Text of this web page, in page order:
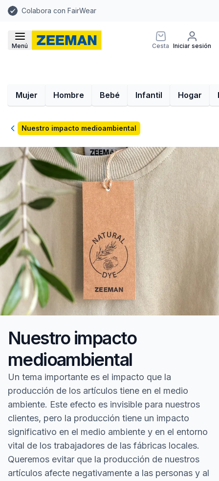
Colabora con FairWear
Menú Cesta Iniciar sesión
Mujer Hombre Bebé Infantil Hogar
VolverNuestro impacto medioambiental
Nuestro impacto
medioambiental
Un tema importante es el impacto que la
producción de los artículos tiene en el medio
ambiente. Este efecto es invisible para nuestros
clientes, pero la producción tiene un impacto
significativo en el medio ambiente y en el entorno
vital de los trabajadores de las fábricas locales.
Queremos evitar que la producción de nuestros
artículos afecte negativamente a las personas y al